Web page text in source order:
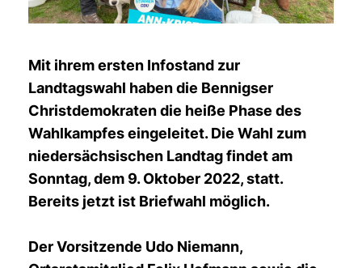
Mit ihrem ersten Infostand zur
Landtagswahl haben die Bennigser
Christdemokraten die heiße Phase des
Wahlkampfes eingeleitet. Die Wahl zum
niedersächsischen Landtag findet am
Sonntag, dem 9. Oktober 2022, statt.
Bereits jetzt ist Briefwahl möglich.
Der Vorsitzende Udo Niemann,